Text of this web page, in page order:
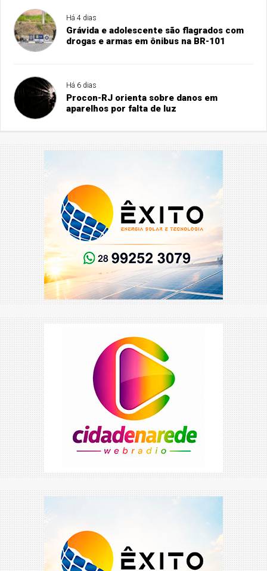
Há 4 dias
Grávida e adolescente são flagrados com
drogas e armas em ônibus na BR-101
Há 6 dias
Procon-RJ orienta sobre danos em
aparelhos por falta de luz